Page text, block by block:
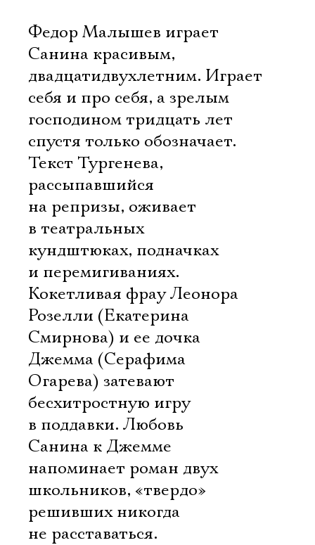
Федор Малышев играет
Санина красивым,
двадцатидвухлетним. Играет
себя и про себя, а зрелым
господином тридцать лет
спустя только обозначает.
Текст Тургенева,
рассыпавшийся
на репризы, оживает
в театральных
кундштюках, подначках
и перемигиваниях.
Кокетливая фрау Леонора
Розелли (Екатерина
Смирнова) и ее дочка
Джемма (Серафима
Огарева) затевают
бесхитростную игру
в поддавки. Любовь
Санина к Джемме
напоминает роман двух
школьников, «твердо»
решивших никогда
не расставаться.